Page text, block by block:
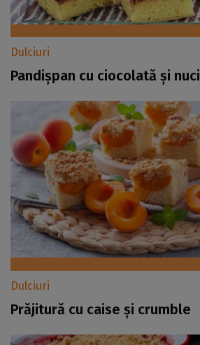
Dulciuri
Pandișpan cu ciocolată și nuci
Dulciuri
Prăjitură cu caise și crumble